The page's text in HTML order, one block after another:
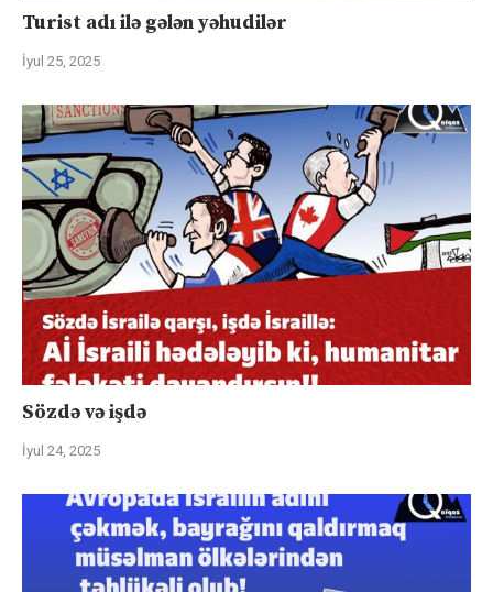
Turist adı ilə gələn yəhudilər
İyul 25, 2025
Sözdə və işdə
İyul 24, 2025